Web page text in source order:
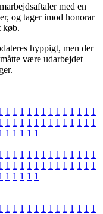
med en
og tager imod honorar
køb.
hyppigt, men der
være udarbejdet
1 1 1 1 1 1 1 1 1 1 1 1 1
1 1 1 1 1 1 1 1 1 1 1 1 1
1 1 1 1 1
1 1 1 1 1 1 1 1 1 1 1 1 1
1 1 1 1 1 1 1 1 1 1 1 1 1
1 1 1 1 1
1 1 1 1 1 1 1 1 1 1 1 1 1